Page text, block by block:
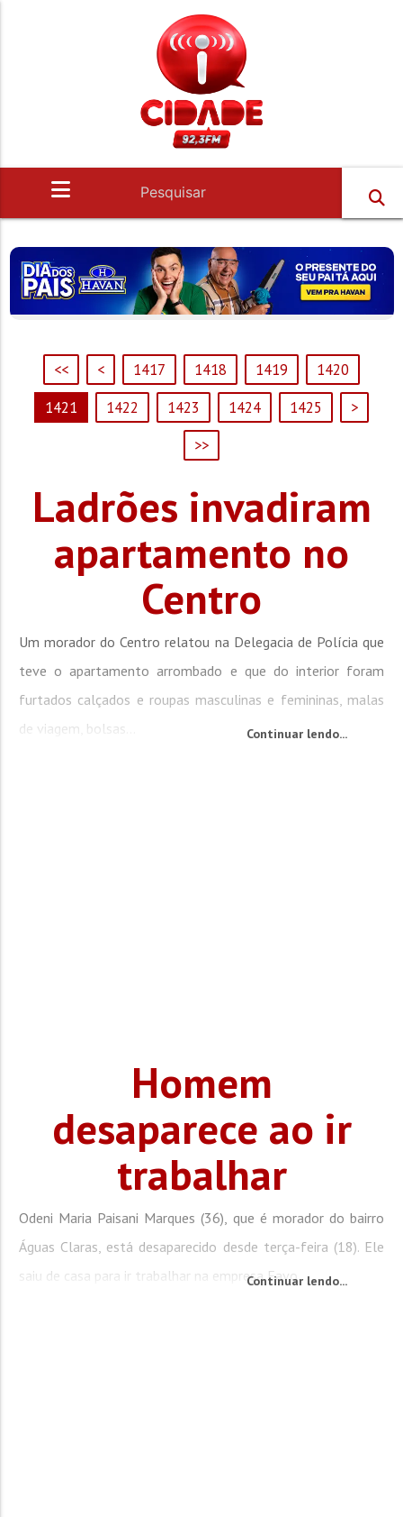
<< < 1417 1418 1419
1420
1421
1422 1423 1424 1425
>
>>
Ladrões invadiram
apartamento no
Centro
Um morador do Centro relatou na Delegacia de Polícia que
teve o apartamento arrombado e que do interior foram
furtados calçados e roupas masculinas e femininas, malas
de viagem, bolsas...
Continuar lendo...
Homem
desaparece ao ir
trabalhar
Odeni Maria Paisani Marques (36), que é morador do bairro
Águas Claras, está desaparecido desde terça-feira (18). Ele
saiu de casa para ir trabalhar na empresa Favo...
Continuar lendo...